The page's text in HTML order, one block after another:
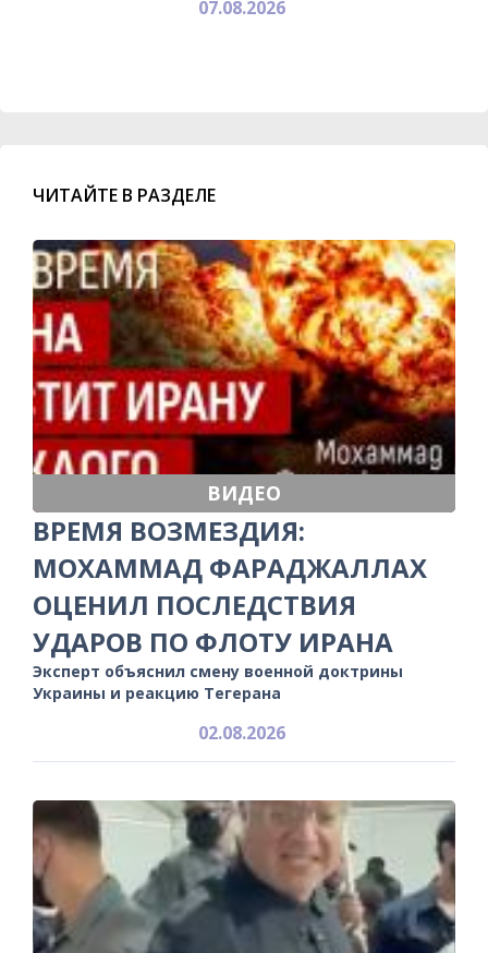
07.08.2026
ЧИТАЙТЕ В РАЗДЕЛЕ
ВИДЕО
ВРЕМЯ ВОЗМЕЗДИЯ:
МОХАММАД ФАРАДЖАЛЛАХ
ОЦЕНИЛ ПОСЛЕДСТВИЯ
УДАРОВ ПО ФЛОТУ ИРАНА
Эксперт объяснил смену военной доктрины
Украины и реакцию Тегерана
02.08.2026